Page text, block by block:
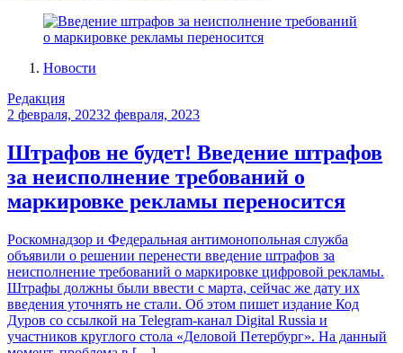
Новости
Редакция
2 февраля, 20232 февраля, 2023
Штрафов не будет! Введение штрафов
за неисполнение требований о
маркировке рекламы переносится
Роскомнадзор и Федеральная антимонопольная служба
объявили о решении перенести введение штрафов за
неисполнение требований о маркировке цифровой рекламы.
Штрафы должны были ввести с марта, сейчас же дату их
введения уточнять не стали. Об этом пишет издание Код
Дуров со ссылкой на Telegram-канал Digital Russia и
участников круглого стола «Деловой Петербург». На данный